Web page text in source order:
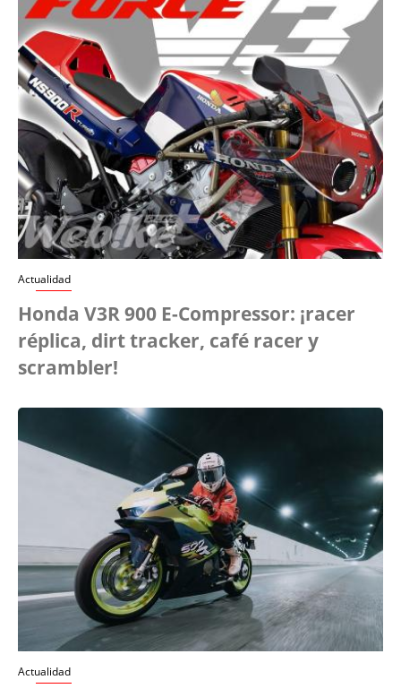
Actualidad
Honda V3R 900 E-Compressor: ¡racer
réplica, dirt tracker, café racer y
scrambler!
Actualidad